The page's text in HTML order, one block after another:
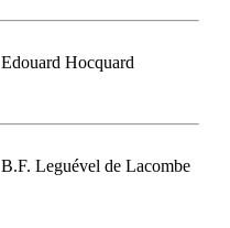
Edouard Hocquard
B.F. Leguével de Lacombe